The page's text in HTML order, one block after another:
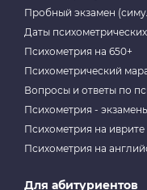
Пробный экзамен
Даты
Психометрия на 650+
Психометрический
Вопросы и ответы по
Психометрия -
Психометрия на иврите
Психометрия на
Для абитуриентов